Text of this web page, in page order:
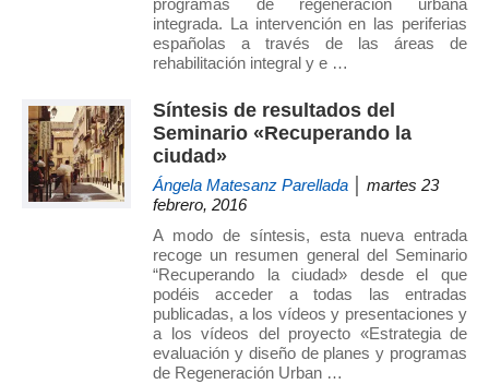
programas de regeneración urbana
integrada. La intervención en las periferias
españolas a través de las áreas de
rehabilitación integral y e …
Síntesis de resultados del
Seminario «Recuperando la
ciudad»
Ángela Matesanz Parellada │ martes 23
febrero, 2016
A modo de síntesis, esta nueva entrada
recoge un resumen general del Seminario
“Recuperando la ciudad» desde el que
podéis acceder a todas las entradas
publicadas, a los vídeos y presentaciones y
a los vídeos del proyecto «Estrategia de
evaluación y diseño de planes y programas
de Regeneración Urban …